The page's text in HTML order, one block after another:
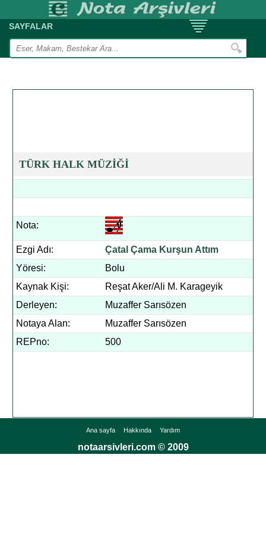
SAYFALAR
TÜRK HALK MÜZİĞİ
Nota:
Ezgi Adı:
Çatal Çama Kurşun Attım
Yöresi:
Bolu
Kaynak Kişi:
Reşat Aker/Ali M. Karageyik
Derleyen:
Muzaffer Sarısözen
Notaya Alan:
Muzaffer Sarısözen
REPno:
500
Ana sayfa Hakkında Yardım
notaarsivleri.com © 2009